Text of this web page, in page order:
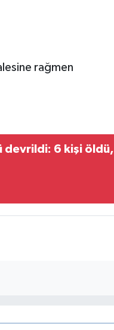
rağmen
devrildi: 6 kişi öldü,